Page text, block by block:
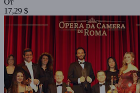
От
17,29 $